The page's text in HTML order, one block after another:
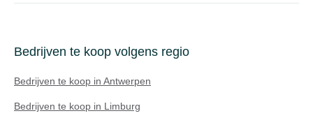
Bedrijven te koop volgens regio
Bedrijven te koop in Antwerpen
Bedrijven te koop in Limburg